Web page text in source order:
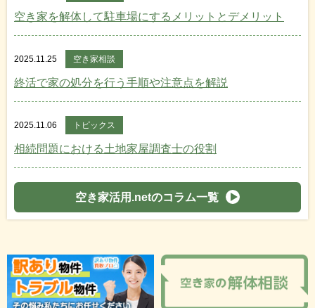
空き家を解体して駐車場にするメリットとデメリット
2025.11.25 空き家相談
終活で家の処分を行う手順や注意点を解説
2025.11.06 トピックス
相続問題における土地家屋調査士の役割
空き家活用.netのコラム一覧